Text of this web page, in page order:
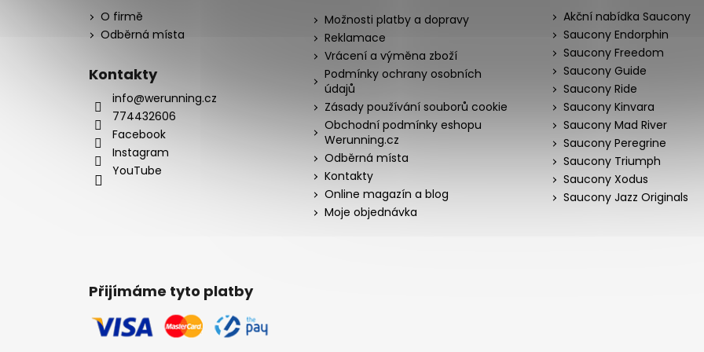
O firmě
Odběrná místa
Kontakty
info@werunning.cz
774432606
Facebook
Instagram
YouTube
Možnosti platby a dopravy
Reklamace
Vrácení a výměna zboží
Podmínky ochrany osobních
údajů
Zásady používání souborů cookie
Obchodní podmínky eshopu
Werunning.cz
Odběrná místa
Kontakty
Online magazín a blog
Moje objednávka
Akční nabídka Saucony
Saucony Endorphin
Saucony Freedom
Saucony Guide
Saucony Ride
Saucony Kinvara
Saucony Mad River
Saucony Peregrine
Saucony Triumph
Saucony Xodus
Saucony Jazz Originals
Přijímáme tyto platby